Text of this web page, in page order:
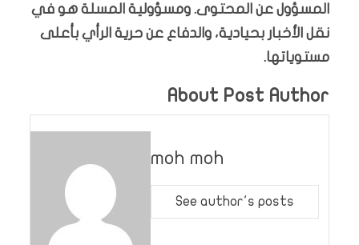
المسؤول عن المحتوى. ومسؤولية المسلة هو في
نقل الأخبار بحيادية، والدفاع عن حرية الرأي بأعلى
مستوياتها.
About Post Author
moh moh
See author's posts